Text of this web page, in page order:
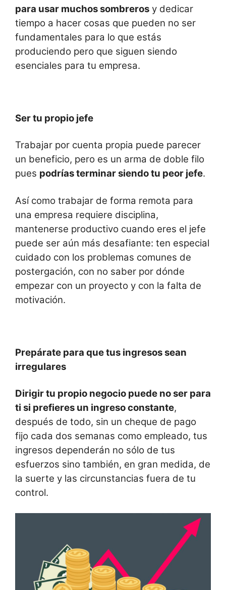
para usar muchos sombreros y dedicar
tiempo a hacer cosas que pueden no ser
fundamentales para lo que estás
produciendo pero que siguen siendo
esenciales para tu empresa.
Ser tu propio jefe
Trabajar por cuenta propia puede parecer
un beneficio, pero es un arma de doble filo
pues podrías terminar siendo tu peor jefe.
Así como trabajar de forma remota para
una empresa requiere disciplina,
mantenerse productivo cuando eres el jefe
puede ser aún más desafiante: ten especial
cuidado con los problemas comunes de
postergación, con no saber por dónde
empezar con un proyecto y con la falta de
motivación.
Prepárate para que tus ingresos sean
irregulares
Dirigir tu propio negocio puede no ser para
ti si prefieres un ingreso constante,
después de todo, sin un cheque de pago
fijo cada dos semanas como empleado, tus
ingresos dependerán no sólo de tus
esfuerzos sino también, en gran medida, de
la suerte y las circunstancias fuera de tu
control.